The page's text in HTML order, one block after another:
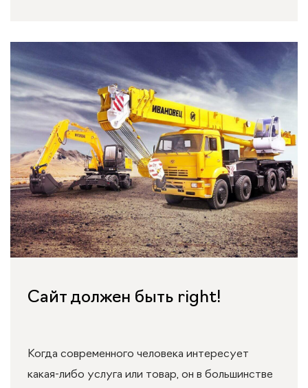
Сайт должен быть right!
Когда современного человека интересует
какая-либо услуга или товар, он в большинстве